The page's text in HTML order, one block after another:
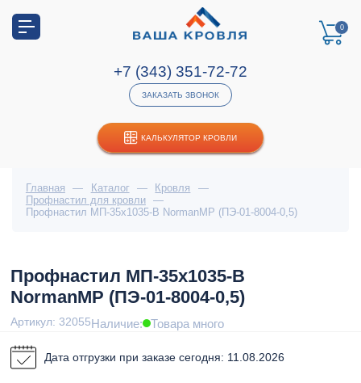
КАЛЬКУЛЯТОР КРОВЛИ
0
+7 (343) 351-72-72
ЗАКАЗАТЬ ЗВОНОК
Главная — Каталог — Кровля
—
Профнастил для кровли
—
Профнастил МП-35x1035-B NormanMP (ПЭ-01-8004-0,5)
Профнастил МП-35x1035-B
NormanMP (ПЭ-01-8004-0,5)
Артикул: 32055Наличие: Товара много
Дата отгрузки при заказе сегодня: 11.08.2026